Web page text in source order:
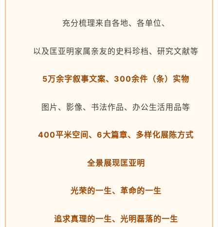
充分梳理来自各地、各单位、
以及匡亚明家属亲友的史料珍档、研究文献等
5万余字叙事文案、300余件（条）实物
图片、影像、书法作品、办公生活用品等
400平米空间、6大篇章、多样化展陈方式
全景展现匡亚明
光荣的一生、革命的一生
追求真理的一生、光明磊落的一生